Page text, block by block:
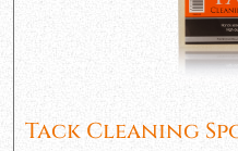
Tack Cleaning